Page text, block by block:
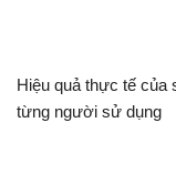
Hiệu quả thực tế của
từng người sử dụng